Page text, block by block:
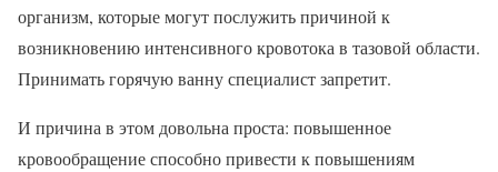
организм, которые могут послужить причиной к
возникновению интенсивного кровотока в тазовой области.
Принимать горячую ванну специалист запретит.
И причина в этом довольна проста: повышенное
кровообращение способно привести к повышениям